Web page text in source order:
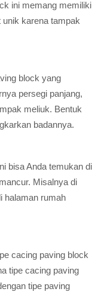
ini memang memiliki
karena tampak
block yang
persegi panjang,
meliuk. Bentuk
badannya.
bisa Anda temukan di
Misalnya di
halaman rumah
cacing paving block
tipe cacing paving
tipe paving